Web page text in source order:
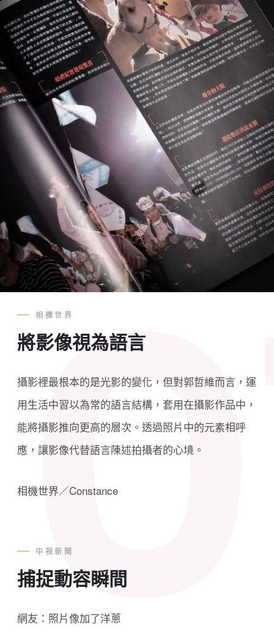
相機世界
將影像視為語言
攝影裡最根本的是光影的變化，但對郭哲維而言，運
用生活中習以為常的語言結構，套用在攝影作品中，
能將攝影推向更高的層次。透過照片中的元素相呼
應，讓影像代替語言陳述拍攝者的心境。
相機世界／Constance
中視新聞
捕捉動容瞬間
網友：照片像加了洋蔥